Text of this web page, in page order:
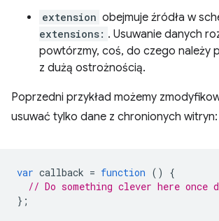
extension obejmuje źródła w
extensions: . Usuwanie danych
powtórzmy, coś, do czego należy
z dużą ostrożnością.
Poprzedni przykład możemy
usuwać tylko dane z chronionych witryn:
var callback = function ()
{
// Do something clever here once
};